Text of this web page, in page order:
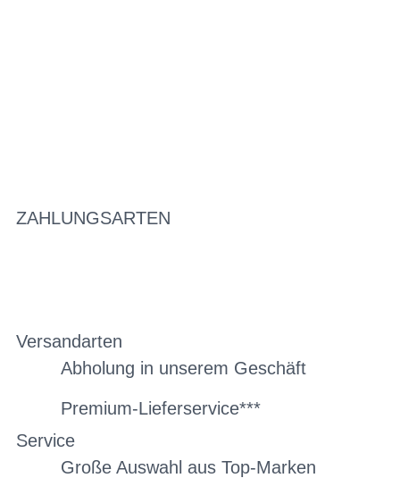
ZAHLUNGSARTEN
Versandarten
Abholung in unserem Geschäft
Premium-Lieferservice***
Service
Große Auswahl aus Top-Marken